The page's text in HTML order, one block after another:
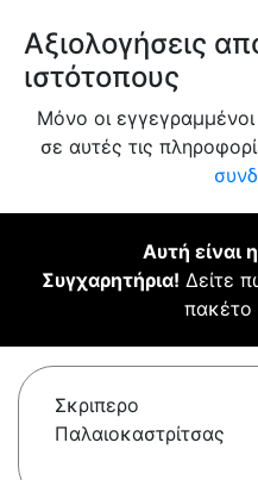
Αξιολογήσεις
ιστότοπους
Μόνο οι
σε αυτές τις
Αυτή είναι
Συγχαρητήρια! Δείτε
πακέτο
Σκριπερο
Παλαιοκαστρίτσας